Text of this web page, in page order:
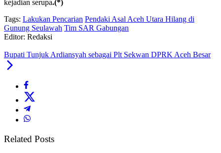
kejadian serupa.(*)
Tags: Lakukan Pencarian Pendaki Asal Aceh Utara Hilang di
Gunung Seulawah Tim SAR Gabungan
Editor: Redaksi
Bupati Tunjuk Ardiansyah sebagai Plt Sekwan DPRK Aceh Besar
Related Posts